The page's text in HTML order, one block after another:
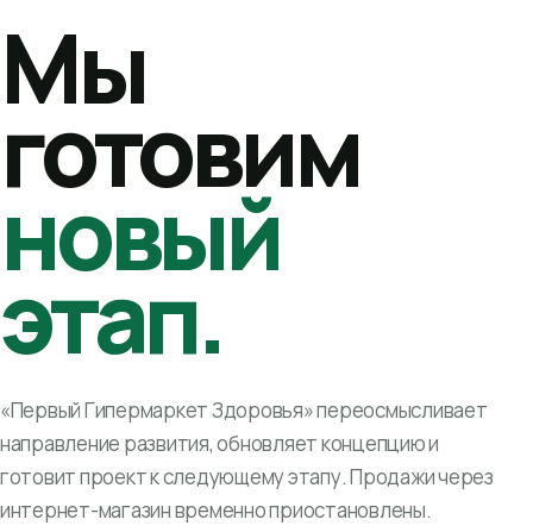
Мы
готовим
новый
этап.
«Первый Гипермаркет Здоровья» переосмысливает
направление развития, обновляет концепцию и
готовит проект к следующему этапу. Продажи через
интернет-магазин временно приостановлены.